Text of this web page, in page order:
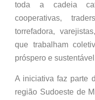
toda a cadeia
cooperativas,
torrefadora,
que trabalham
próspero e
A iniciativa faz parte
região Sudoeste de